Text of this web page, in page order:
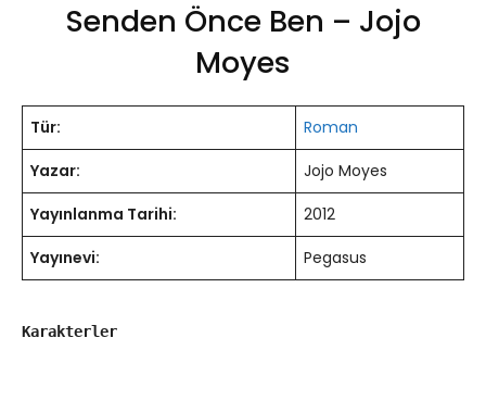
Senden Önce Ben – Jojo
Moyes
Tür:
Roman
Yazar:
Jojo Moyes
Yayınlanma Tarihi:
2012
Yayınevi:
Pegasus
Karakterler